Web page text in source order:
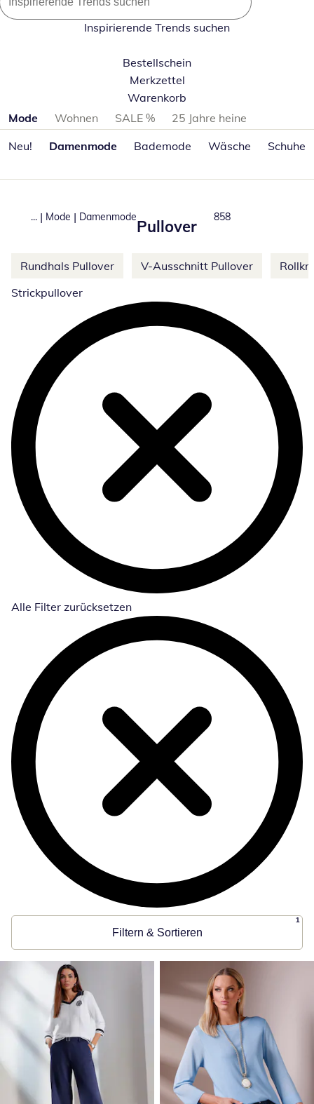
Inspirierende Trends suchen
Bestellschein
Merkzettel
Warenkorb
Produktkategorien überspringen
Mode Wohnen SALE %
25 Jahre heine
Neu!
Damenmode Bademode Wäsche Schuhe
... | Mode | Damenmode
Pullover
Total number of
858
Weitere Kategorien überspringen
Rundhals Pullover V-Ausschnitt Pullover
Strickpullover
Alle Filter zurücksetzen
Filtern & Sortieren
1